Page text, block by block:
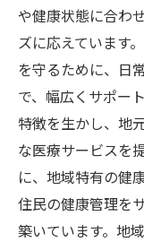
地域イベ
医療サー
藤沢駅の地
由
地域特性
個々の
地域住民
継続的な
や健康状態に合わ
ズに応えています
を守るために、日
で、幅広くサポー
特徴を生かし、地
な医療サービスを
に、地域特有の健
住民の健康管理を
築いています。地